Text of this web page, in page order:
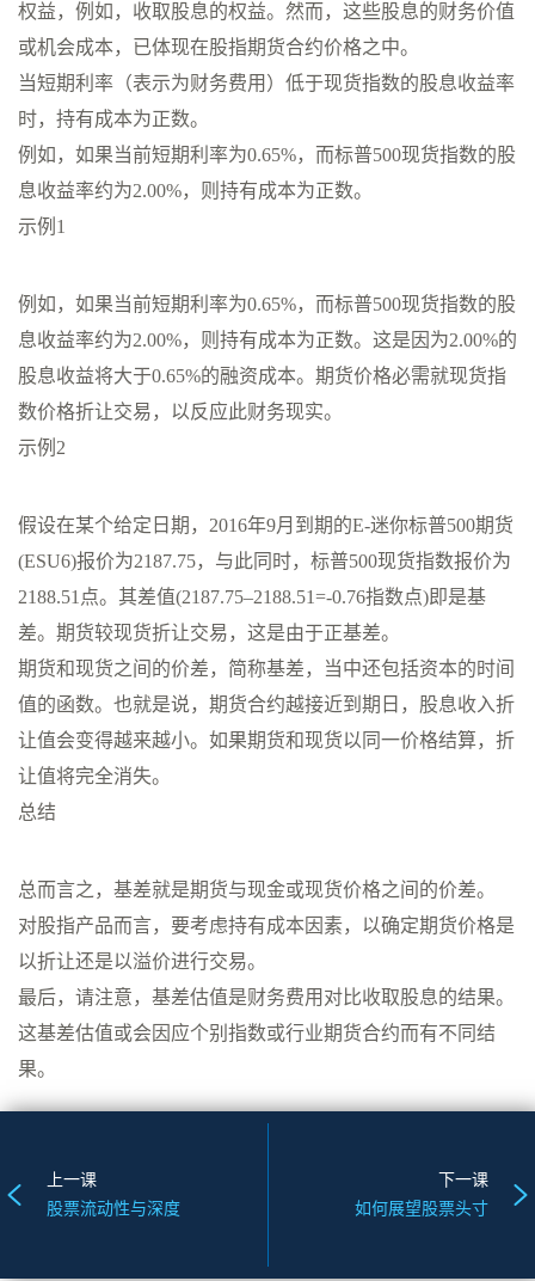
权益，例如，收取股息的权益。然而，这些股息的财务价值
或机会成本，已体现在股指期货合约价格之中。
当短期利率（表示为财务费用）低于现货指数的股息收益率
时，持有成本为正数。
例如，如果当前短期利率为0.65%，而标普500现货指数的股
息收益率约为2.00%，则持有成本为正数。
示例1
例如，如果当前短期利率为0.65%，而标普500现货指数的股
息收益率约为2.00%，则持有成本为正数。这是因为2.00%的
股息收益将大于0.65%的融资成本。期货价格必需就现货指
数价格折让交易，以反应此财务现实。
示例2
假设在某个给定日期，2016年9月到期的E-迷你标普500期货
(ESU6)报价为2187.75，与此同时，标普500现货指数报价为
2188.51点。其差值(2187.75–2188.51=-0.76指数点)即是基
差。期货较现货折让交易，这是由于正基差。
期货和现货之间的价差，简称基差，当中还包括资本的时间
值的函数。也就是说，期货合约越接近到期日，股息收入折
让值会变得越来越小。如果期货和现货以同一价格结算，折
让值将完全消失。
总结
总而言之，基差就是期货与现金或现货价格之间的价差。
对股指产品而言，要考虑持有成本因素，以确定期货价格是
以折让还是以溢价进行交易。
最后，请注意，基差估值是财务费用对比收取股息的结果。
这基差估值或会因应个别指数或行业期货合约而有不同结
果。
上一课
股票流动性与深度
下一课
如何展望股票头寸